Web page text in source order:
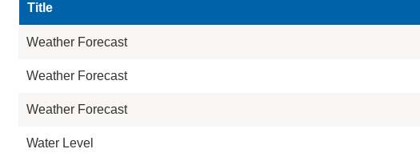
Title
Weather Forecast
Weather Forecast
Weather Forecast
Water Level